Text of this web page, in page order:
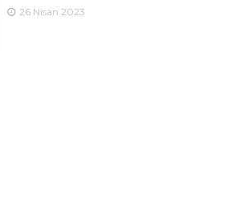
26 Nisan 2023